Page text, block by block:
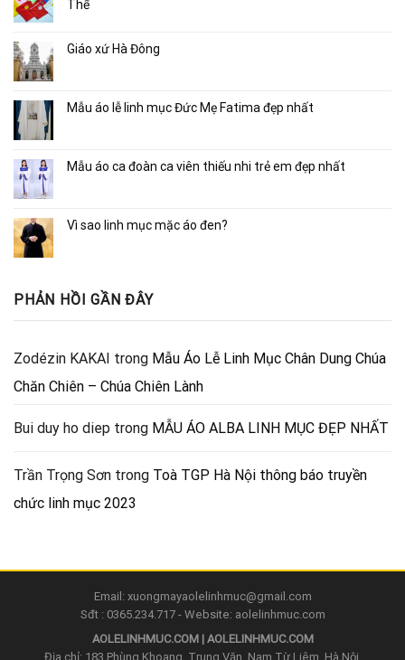
Thể
Giáo xứ Hà Đông
Mẫu áo lễ linh mục Đức Mẹ Fatima đẹp nhất
Mẫu áo ca đoàn ca viên thiếu nhi trẻ em đẹp nhất
Vì sao linh mục mặc áo đen?
PHẢN HỒI GẦN ĐÂY
Zodézin KAKAI trong Mẫu Áo Lễ Linh Mục Chân Dung Chúa
Chăn Chiên – Chúa Chiên Lành
Bui duy ho diep trong MẪU ÁO ALBA LINH MỤC ĐẸP NHẤT
Trần Trọng Sơn trong Toà TGP Hà Nội thông báo truyền
chức linh mục 2023
Email: xuongmayaolelinhmuc@gmail.com
Sđt : 0365.234.717 - Website: aolelinhmuc.com
AOLELINHMUC.COM | AOLELINHMUC.COM
Địa chỉ: 183 Phùng Khoang, Trung Văn, Nam Từ Liêm, Hà Nội.